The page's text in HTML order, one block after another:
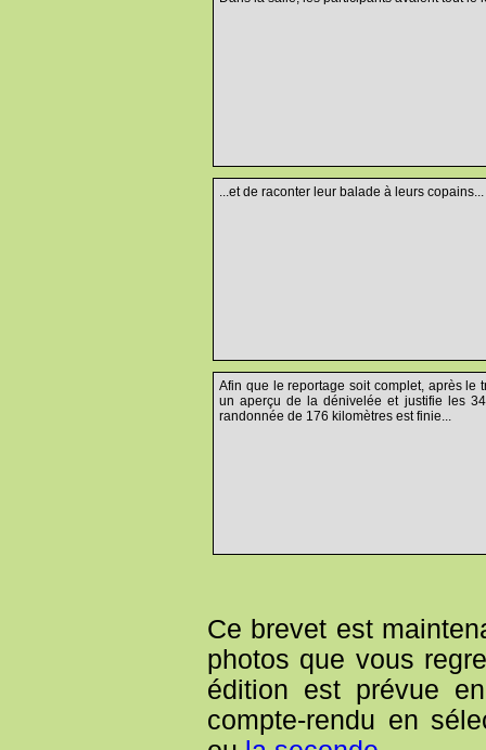
...et de raconter leur balade à leurs copains...
Afin que le reportage soit complet, après le
un aperçu de la dénivelée et justifie les
randonnée de 176 kilomètres est finie...
Ce brevet est
photos que vous
édition est prévue
compte-rendu en